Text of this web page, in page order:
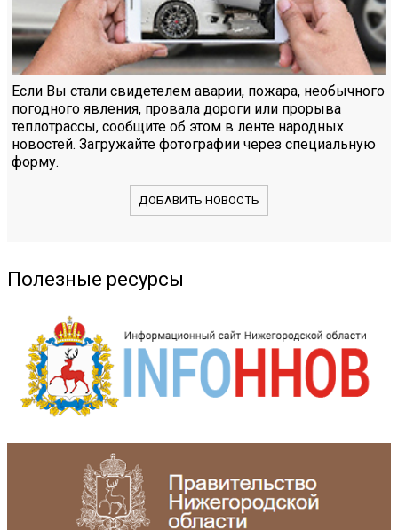
Если Вы стали свидетелем аварии, пожара, необычного
погодного явления, провала дороги или прорыва
теплотрассы, сообщите об этом в ленте народных
новостей. Загружайте фотографии через специальную
форму.
ДОБАВИТЬ НОВОСТЬ
Полезные ресурсы